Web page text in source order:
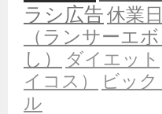
ラシ広告休業日
（ランサーエ
し）
ダイエット
イコス）
ビッ
ル